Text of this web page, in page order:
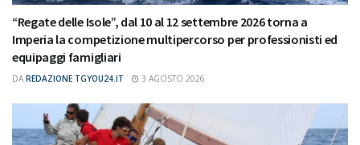
“Regate delle Isole”, dal 10 al 12 settembre 2026 torna a
Imperia la competizione multipercorso per professionisti ed
equipaggi famigliari
DA REDAZIONE TGYOU24.IT 3 AGOSTO 2026